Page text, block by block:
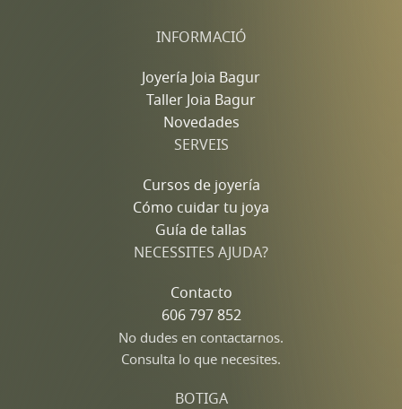
INFORMACIÓ
Joyería Joia Bagur
Taller Joia Bagur
Novedades
SERVEIS
Cursos de joyería
Cómo cuidar tu joya
Guía de tallas
NECESSITES AJUDA?
Contacto
606 797 852
No dudes en contactarnos.
Consulta lo que necesites.
BOTIGA